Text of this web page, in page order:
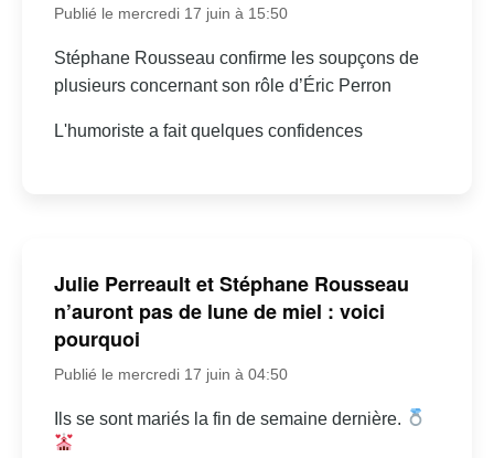
Publié le mercredi 17 juin à 15:50
Stéphane Rousseau confirme les soupçons de
plusieurs concernant son rôle d’Éric Perron
L'humoriste a fait quelques confidences
Julie Perreault et Stéphane Rousseau
n’auront pas de lune de miel : voici
pourquoi
Publié le mercredi 17 juin à 04:50
Ils se sont mariés la fin de semaine dernière.